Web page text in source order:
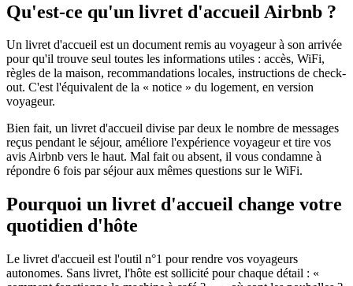
Qu'est-ce qu'un livret d'accueil Airbnb ?
Un livret d'accueil est un document remis au voyageur à son arrivée
pour qu'il trouve seul toutes les informations utiles : accès, WiFi,
règles de la maison, recommandations locales, instructions de check-
out. C'est l'équivalent de la « notice » du logement, en version
voyageur.
Bien fait, un livret d'accueil divise par deux le nombre de messages
reçus pendant le séjour, améliore l'expérience voyageur et tire vos
avis Airbnb vers le haut. Mal fait ou absent, il vous condamne à
répondre 6 fois par séjour aux mêmes questions sur le WiFi.
Pourquoi un livret d'accueil change votre
quotidien d'hôte
Le livret d'accueil est l'outil n°1 pour rendre vos voyageurs
autonomes. Sans livret, l'hôte est sollicité pour chaque détail : «